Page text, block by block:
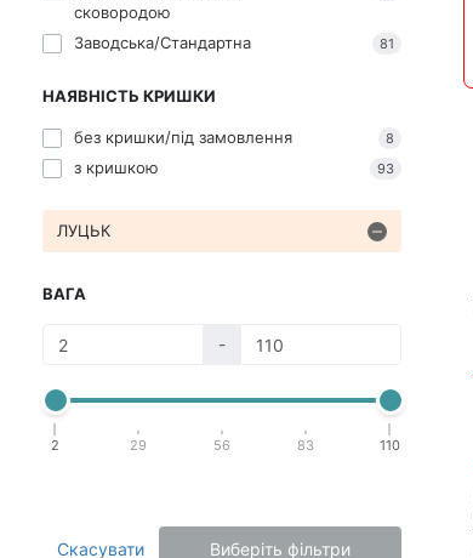
сковородою
Заводська/Стандартна 81
НАЯВНІСТЬ КРИШКИ
без кришки/під замовлення 8
з кришкою 93
ЛУЦЬК
ВАГА
-
2 29 56 83 110
Скасувати Виберіть фільтри